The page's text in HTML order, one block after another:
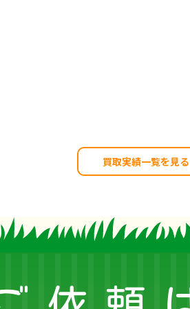
買取実績一覧を見る